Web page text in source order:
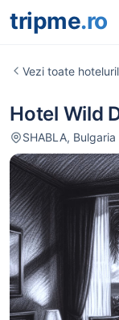
tripme.ro
Vezi toate
Hotel Wild
SHABLA, Bulgaria